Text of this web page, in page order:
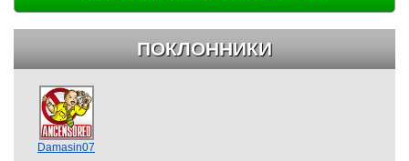
ПОКЛОННИКИ
Damasin07